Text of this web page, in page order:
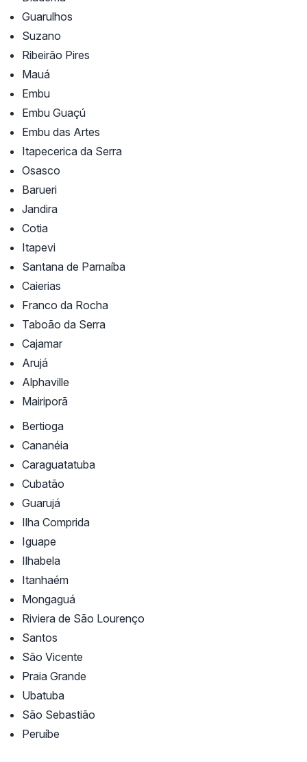
Guarulhos
Suzano
Ribeirão Pires
Mauá
Embu
Embu Guaçú
Embu das Artes
Itapecerica da Serra
Osasco
Barueri
Jandira
Cotia
Itapevi
Santana de Parnaíba
Caierias
Franco da Rocha
Taboão da Serra
Cajamar
Arujá
Alphaville
Mairiporã
Bertioga
Cananéia
Caraguatatuba
Cubatão
Guarujá
Ilha Comprida
Iguape
Ilhabela
Itanhaém
Mongaguá
Riviera de São Lourenço
Santos
São Vicente
Praia Grande
Ubatuba
São Sebastião
Peruíbe